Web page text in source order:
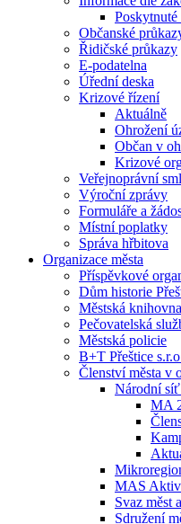
Občanské
Řidičské průkazy
E-podatelna
Úřední deska
Krizové řízení
Aktuálně
Ohrožení
Občan v
Krizové
Veřejnoprávní
Výroční zprávy
Formuláře a
Místní poplatky
Správa hřbitova
Organizace města
Příspěvkové
Dům historie
Městská knihovna
Pečovatelská
Městská policie
B+T Přeštice
Členství města v
Národní síť
MA
MAS
Svaz měst
Sdružení